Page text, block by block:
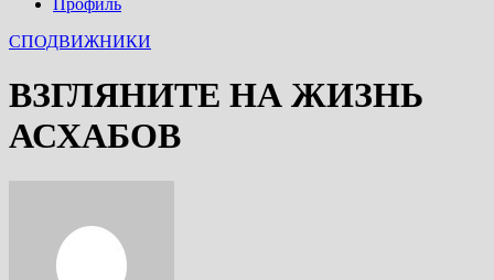
СПОДВИЖНИКИ
ВЗГЛЯНИТЕ НА ЖИЗНЬ
АСХАБОВ